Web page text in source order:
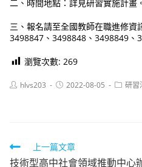
二、時間地點：詳見研習實施
三、報名請至全國教師在職進修資
3498847、3498848、3498849、
瀏覽次數: 269
Posthlvs203
Post2022-08-05
Post研習
Read上一篇文章
技術型高中社會領域推動中心